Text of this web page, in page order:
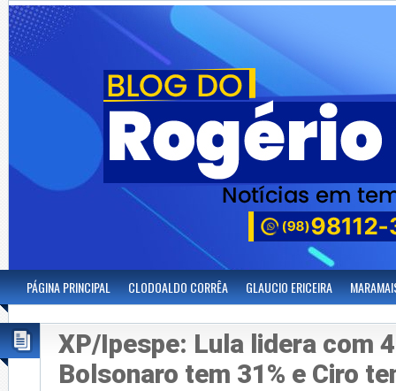
PÁGINA PRINCIPAL CLODOALDO CORRÊA GLAUCIO ERICEIRA
XP/Ipespe: Lula lidera com
Bolsonaro tem 31% e Ciro